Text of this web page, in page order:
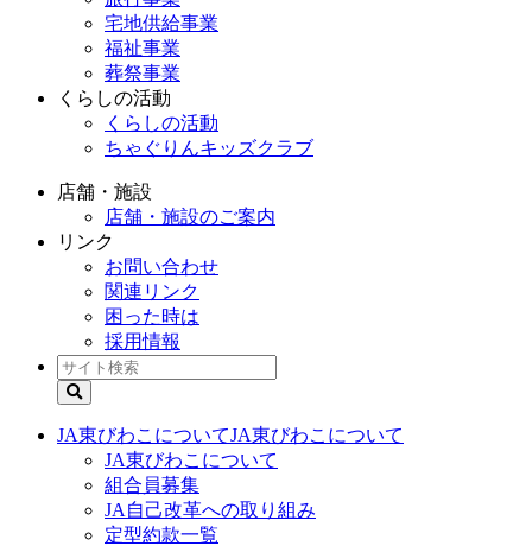
宅地供給事業
福祉事業
葬祭事業
くらしの活動
くらしの活動
ちゃぐりんキッズクラブ
店舗・施設
店舗・施設のご案内
リンク
お問い合わせ
関連リンク
困った時は
採用情報
JA東びわこについてJA東びわこについて
JA東びわこについて
組合員募集
JA自己改革への取り組み
定型約款一覧